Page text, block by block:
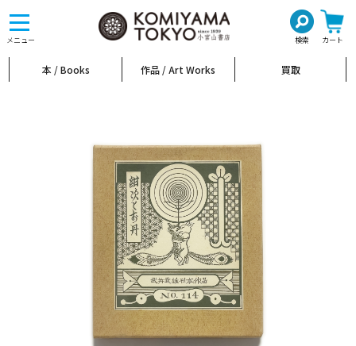
メニュー 検索 カート
toggle
navigation
本 / Books 作品 / Art Works 買取